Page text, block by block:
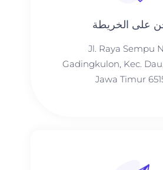
على الخريطة
Jl. Raya Sempu
Gadingkulon, Kec.
Jawa Timur